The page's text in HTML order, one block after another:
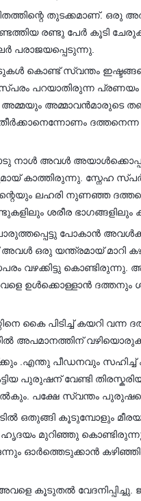
തുടക്കമാണ്. ഒരു
രണ്ടു പേർ കൂടി
പരാജയപ്പെടുന്നു.
കൊണ്ട് സ്വന്തം
പറയാതിരുന്ന
അമ്മയും അമ്മാവൻമാരുടെ
നാൾ അവൾ
കാത്തിരുന്നു. സ്നേഹ
ലഹരി നുണഞ്ഞ
ശരീര ഭാഗങ്ങളിലും
പോകാൻ
അവൾ ഒരു യന്ത്രമായ് മാറി
വഴക്കിട്ടു കൊണ്ടിരുന്നു.
ഉൾക്കൊള്ളാൻ ദത്തനും
കൈ പിടിച്ച് കയറി
അപമാനത്തിന് വഴിയൊരുക്കി.
.എന്തു പീഡനവും
പുരുഷന് വേണ്ടി
പക്ഷേ സ്വന്തം
ഒതുങ്ങി കൂടുമ്പോളും
ഹൃദയം മുറിഞ്ഞു
ഓർത്തെടുക്കാൻ
കൂടുതൽ വേദനിപ്പിച്ചു.